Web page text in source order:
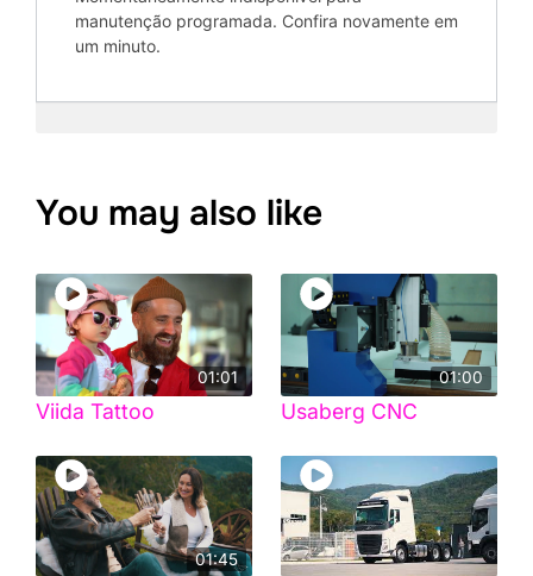
You may also like
01:01
Viida Tattoo
01:00
Usaberg CNC
01:45